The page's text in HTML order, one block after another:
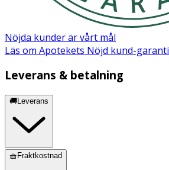
Nöjda kunder är vårt mål
Läs om Apotekets Nöjd kund-garanti
Leverans & betalning
🚚Leverans
🧺Fraktkostnad